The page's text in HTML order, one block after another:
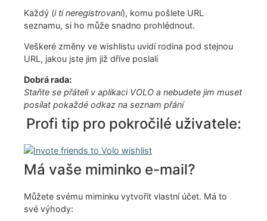
Každý (i ti neregistrovaní), komu pošlete URL
seznamu, si ho může snadno prohlédnout.
Veškeré změny ve wishlistu uvidí rodina pod stejnou
URL, jakou jste jim již dříve poslali
Dobrá rada:
Staňte se přáteli v aplikaci VOLO a nebudete jim muset
posílat pokaždé odkaz na seznam přání
Profi tip pro pokročilé uživatele:
Má vaše miminko e-mail?
Můžete svému miminku vytvořit vlastní účet. Má to
své výhody: